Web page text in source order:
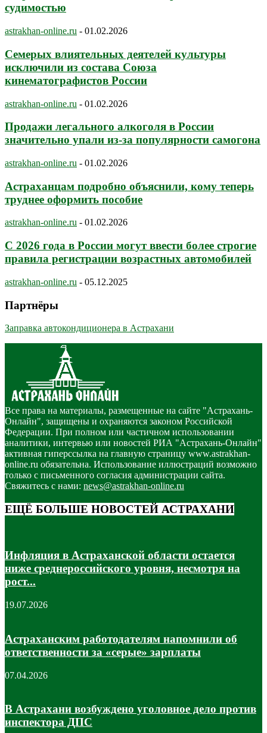
судимостью
astrakhan-online.ru - 01.02.2026
Семерых влиятельных деятелей культуры
исключили из состава Союза
кинематографистов России
astrakhan-online.ru - 01.02.2026
Продажи легального алкоголя в России
значительно упали из-за популярности самогона
astrakhan-online.ru - 01.02.2026
Астраханцам подробно объяснили, кому теперь
труднее оформить пособие
astrakhan-online.ru - 01.02.2026
С 2026 года в России могут ввести более строгие
правила регистрации возрастных автомобилей
astrakhan-online.ru - 05.12.2025
Партнёры
Заправка автокондиционера в Астрахани
Все права на материалы, размещенные на сайте "Астрахань-
Онлайн", защищены и охраняются законом Российской
Федерации. При полном или частичном использовании
аналитики, интервью или новостей РИА "Астрахань-Онлайн"
активная гиперссылка на главную страницу www.astrakhan-
online.ru обязательна. Использование иллюстраций возможно
только с письменного согласия администрации сайта.
Свяжитесь с нами: news@astrakhan-online.ru
ЕЩЁ БОЛЬШЕ НОВОСТЕЙ АСТРАХАНИ
Инфляция в Астраханской области остается
ниже среднероссийского уровня, несмотря на
рост...
19.07.2026
Астраханским работодателям напомнили об
ответственности за «серые» зарплаты
07.04.2026
В Астрахани возбуждено уголовное дело против
инспектора ДПС